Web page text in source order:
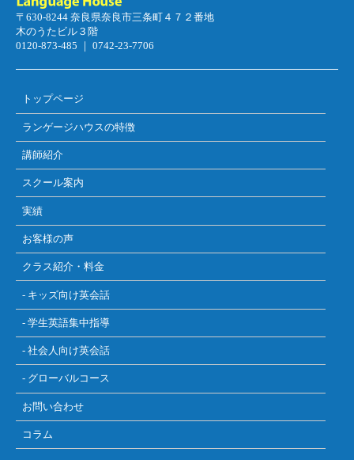
〒630-8244 奈良県奈良市三条町４７２番地
木のうたビル３階
0120-873-485 ｜ 0742-23-7706
トップページ
ランゲージハウスの特徴
講師紹介
スクール案内
実績
お客様の声
クラス紹介・料金
- キッズ向け英会話
- 学生英語集中指導
- 社会人向け英会話
- グローバルコース
お問い合わせ
コラム